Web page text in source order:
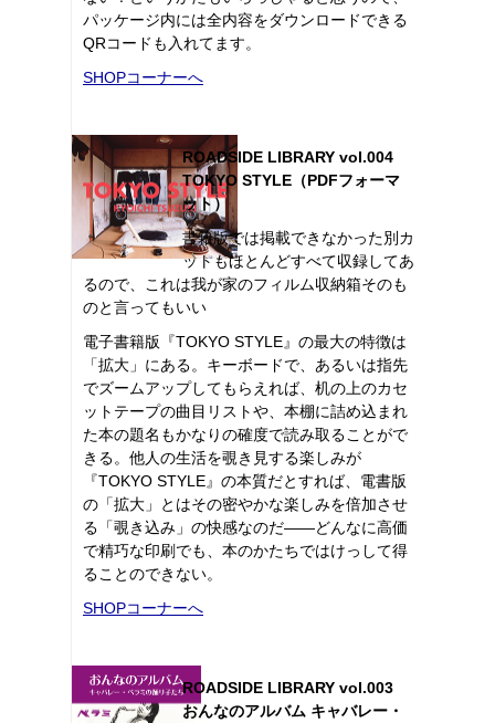
パッケージ内には全内容をダウンロードできる
QRコードも入れてます。
SHOPコーナーへ
ROADSIDE LIBRARY vol.004
TOKYO STYLE（PDFフォーマ
ット）
書籍版では掲載できなかった別カ
ットもほとんどすべて収録してあ
るので、これは我が家のフィルム収納箱そのも
のと言ってもいい
電子書籍版『TOKYO STYLE』の最大の特徴は
「拡大」にある。キーボードで、あるいは指先
でズームアップしてもらえれば、机の上のカセ
ットテープの曲目リストや、本棚に詰め込まれ
た本の題名もかなりの確度で読み取ることがで
きる。他人の生活を覗き見する楽しみが
『TOKYO STYLE』の本質だとすれば、電書版
の「拡大」とはその密やかな楽しみを倍加させ
る「覗き込み」の快感なのだ――どんなに高価
で精巧な印刷でも、本のかたちではけっして得
ることのできない。
SHOPコーナーへ
ROADSIDE LIBRARY vol.003
おんなのアルバム キャバレー・